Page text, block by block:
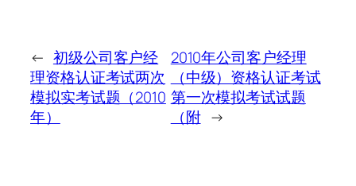
← 初级公司客户经
理资格认证考试两次
模拟实考试题（2010
年）
2010年公司客户经理
（中级）资格认证考试
第一次模拟考试试题
（附 →